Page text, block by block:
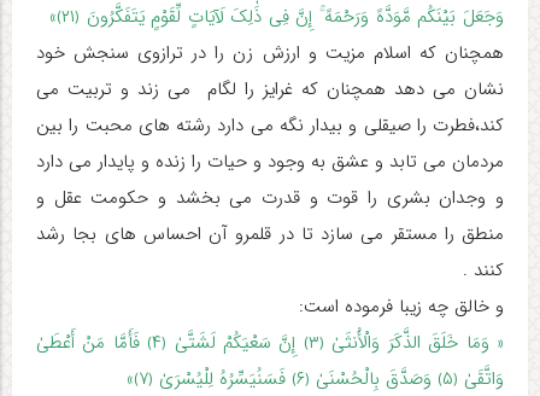
وَجَعَلَ بَیْنَکُم مَّوَدَّهً وَرَحْمَهً ۚ إِنَّ فِی ذَٰلِکَ لَآیَاتٍ لِّقَوْمٍ یَتَفَکَّرُونَ ﴿۲۱﴾»
همچنان که اسلام مزیت و ارزش زن را در ترازوی سنجش خود
نشان می دهد همچنان که غرایز را لگام می زند و تربیت می
کند،فطرت را صیقلی و بیدار نگه می دارد رشته های محبت را بین
مردمان می تابد و عشق به وجود و حیات را زنده و پایدار می دارد
و وجدان بشری را قوت و قدرت می بخشد و حکومت عقل و
منطق را مستقر می سازد تا در قلمرو آن احساس های بجا رشد
کنند .
و خالق چه زیبا فرموده است:
« وَمَا خَلَقَ الذَّکَرَ وَالْأُنثَىٰ ﴿۳﴾ إِنَّ سَعْیَکُمْ لَشَتَّىٰ ﴿۴﴾ فَأَمَّا مَنْ أَعْطَىٰ
وَاتَّقَىٰ ﴿۵﴾ وَصَدَّقَ بِالْحُسْنَىٰ ﴿۶﴾ فَسَنُیَسِّرُهُ لِلْیُسْرَىٰ ﴿۷﴾»